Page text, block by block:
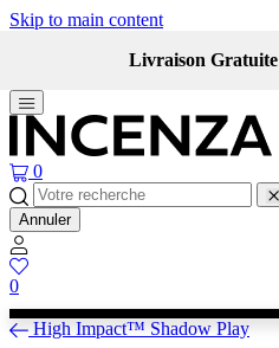
Skip to main content
Livraison Gratuite
0
Annuler
0
High Impact™ Shadow Play